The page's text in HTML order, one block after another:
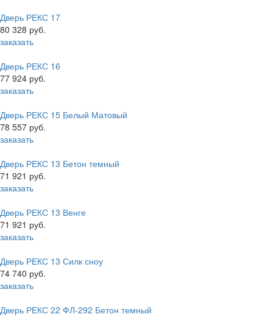
Дверь РЕКС 17
80 328 руб.
заказать
Дверь РЕКС 16
77 924 руб.
заказать
Дверь РЕКС 15 Белый Матовый
78 557 руб.
заказать
Дверь РЕКС 13 Бетон темный
71 921 руб.
заказать
Дверь РЕКС 13 Венге
71 921 руб.
заказать
Дверь РЕКС 13 Силк сноу
74 740 руб.
заказать
Дверь РЕКС 22 ФЛ-292 Бетон темный